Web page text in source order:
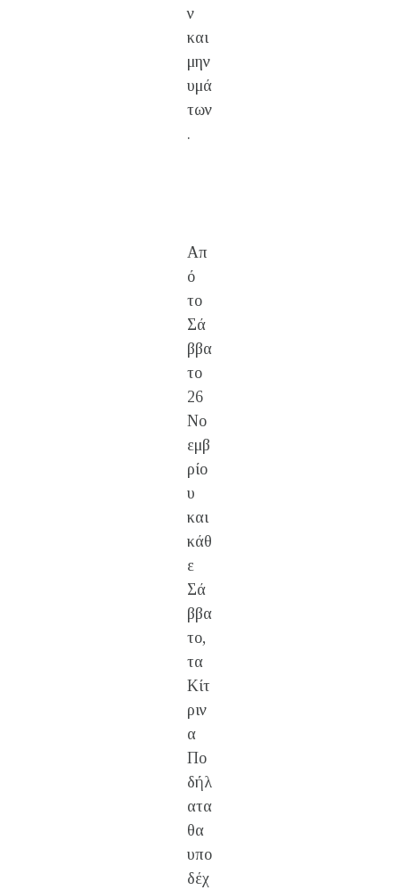
ν
και
μην
υμά
των
.
Απ
ό
το
Σά
ββα
το
26
Νο
εμβ
ρίο
υ
και
κάθ
ε
Σά
ββα
το,
τα
Κίτ
ριν
α
Πο
δήλ
ατα
θα
υπο
δέχ